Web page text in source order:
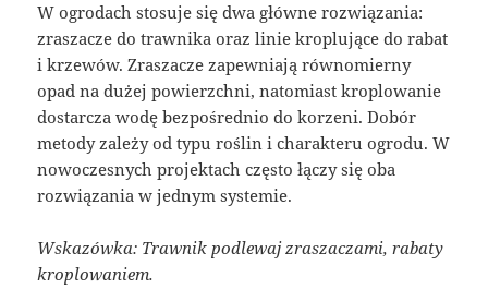
W ogrodach stosuje się dwa główne rozwiązania:
zraszacze do trawnika oraz linie kroplujące do rabat
i krzewów. Zraszacze zapewniają równomierny
opad na dużej powierzchni, natomiast kroplowanie
dostarcza wodę bezpośrednio do korzeni. Dobór
metody zależy od typu roślin i charakteru ogrodu. W
nowoczesnych projektach często łączy się oba
rozwiązania w jednym systemie.
Wskazówka: Trawnik podlewaj zraszaczami, rabaty
kroplowaniem.